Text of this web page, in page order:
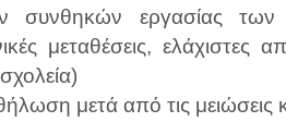
συνθηκών εργασίας των
μεταθέσεις, ελάχιστες
μετά από τις μειώσεις